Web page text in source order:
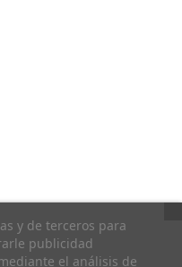
y de terceros para
publicidad
el análisis de